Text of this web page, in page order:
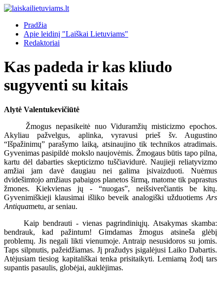
Pradžia
Apie leidinį "Laiškai Lietuviams"
Redaktoriai
Kas padeda ir kas kliudo
sugyventi su kitais
Alytė Valentukevičiūtė
Žmogus nepasikeitė nuo Viduramžių misticizmo epochos.
Akyliau pažvelgus, aplinka, vyravusi prieš šv. Augustino
“Išpažinimų” parašymo laiką, atsinaujino tik technikos atradimais.
Gyvenimas pasipildė mokslo naujovėmis. Žmogaus būtis tapo pilna,
kartu dėl dabarties skepticizmo tuščiavidurė. Naujieji reliatyvizmo
amžiai jam davė daugiau nei galima įsivaizduoti. Nuėmus
dvidešimtojo amžiaus pabaigos planetos širmą, matome tik paprastus
žmones. Kiekvienas jų - “nuogas”, neišsiverčiantis be kitų.
Gyvenimiškieji klausimai išliko beveik analogiški užduotiems Ars
Antiquametu, ar seniau.
Kaip bendrauti - vienas pagrindiniųjų. Atsakymas skamba:
bendrauk, kad pažintum! Gimdamas žmogus atsineša glėbį
problemų. Jis negali likti vienumoje. Antraip nesusidoros su jomis.
Taps silpnutis, pažeidžiamas. Jį pražudys įsigalėjusi Laiko Dabartis.
Atėjusiam tiesiog kapitališkai tenka prisitaikyti. Lemiamą žodį tars
supantis pasaulis, globėjai, auklėjimas.